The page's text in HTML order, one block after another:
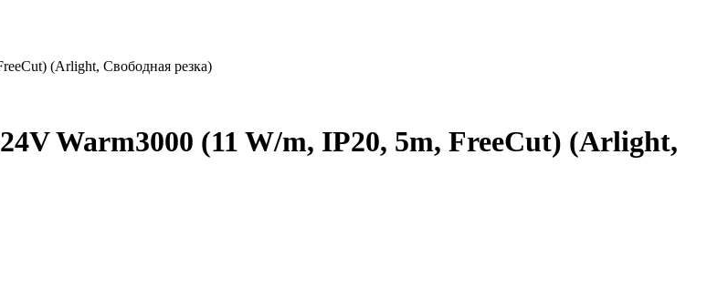
(Arlight, Свободная резка)
Warm3000 (11 W/m, IP20, 5m, FreeCut) (Arlight,